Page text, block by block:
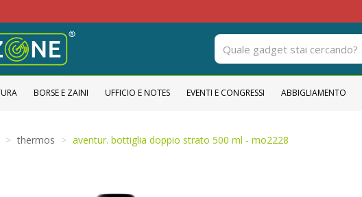
BORSE E ZAINI UFFICIO E NOTES EVENTI E CONGRESSI ABBIGLIAMENTO
thermos aventur. bottiglia doppio strato 500 ml - mo2228